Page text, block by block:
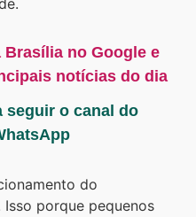
Brasília no Google e
notícias do dia
seguir o canal do
do
porque pequenos